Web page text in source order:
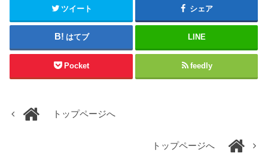
ツイート シェア
はてブ LINE
Pocket feedly
トップページへ
トップページへ